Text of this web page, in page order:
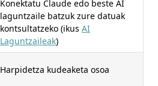
Konektatu Claude edo beste AI
laguntzaile batzuk zure datuak
kontsultatzeko (ikus AI
Laguntzaileak)
Harpidetza kudeaketa osoa